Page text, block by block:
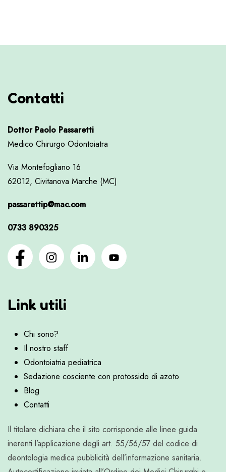
Contatti
Dottor Paolo Passaretti
Medico Chirurgo Odontoiatra
Via Montefogliano 16
62012, Civitanova Marche (MC)
passarettip@mac.com
0733 890325
Link utili
Chi sono?
Il nostro staff
Odontoiatria pediatrica
Sedazione cosciente con protossido di azoto
Blog
Contatti
Il titolare dichiara che il sito corrisponde alle linee guida
inerenti l’applicazione degli art. 55/56/57 del codice di
deontologia medica pubblicità dell’informazione sanitaria.